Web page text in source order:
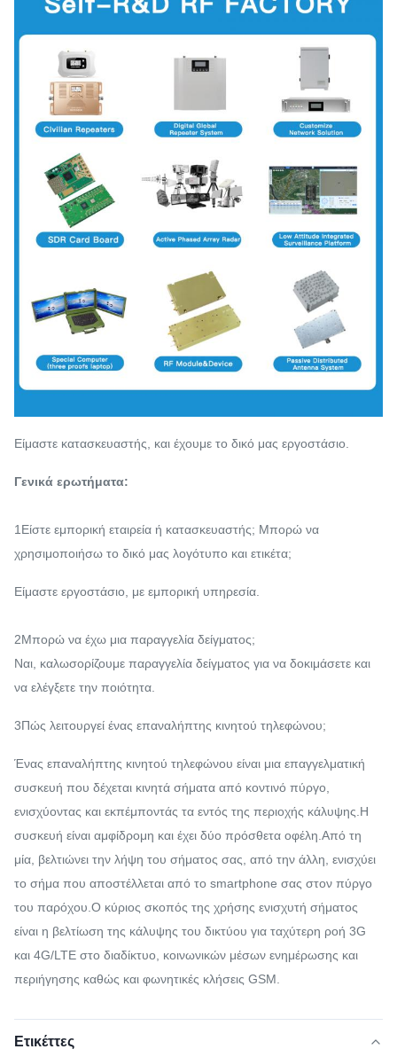
Είμαστε κατασκευαστής, και έχουμε το δικό μας εργοστάσιο.
Γενικά ερωτήματα:
1Είστε εμπορική εταιρεία ή κατασκευαστής; Μπορώ να
χρησιμοποιήσω το δικό μας λογότυπο και ετικέτα;
Είμαστε εργοστάσιο, με εμπορική υπηρεσία.
2Μπορώ να έχω μια παραγγελία δείγματος;
Ναι, καλωσορίζουμε παραγγελία δείγματος για να δοκιμάσετε και
να ελέγξετε την ποιότητα.
3Πώς λειτουργεί ένας επαναλήπτης κινητού τηλεφώνου;
Ένας επαναλήπτης κινητού τηλεφώνου είναι μια επαγγελματική
συσκευή που δέχεται κινητά σήματα από κοντινό πύργο,
ενισχύοντας και εκπέμποντάς τα εντός της περιοχής κάλυψης.Η
συσκευή είναι αμφίδρομη και έχει δύο πρόσθετα οφέλη.Από τη
μία, βελτιώνει την λήψη του σήματος σας, από την άλλη, ενισχύει
το σήμα που αποστέλλεται από το smartphone σας στον πύργο
του παρόχου.Ο κύριος σκοπός της χρήσης ενισχυτή σήματος
είναι η βελτίωση της κάλυψης του δικτύου για ταχύτερη ροή 3G
και 4G/LTE στο διαδίκτυο, κοινωνικών μέσων ενημέρωσης και
περιήγησης καθώς και φωνητικές κλήσεις GSM.
Ετικέττες